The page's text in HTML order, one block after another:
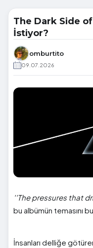
The Dark Side
İstiyor?
omburtito
09.07.2026
''The pressures that
bu albümün temasını
İnsanları delliğe